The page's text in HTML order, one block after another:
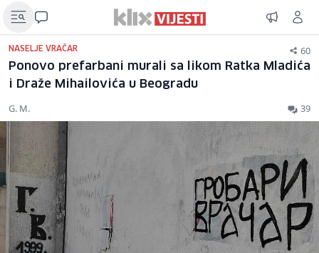
NASELJE VRAČAR 60
Ponovo prefarbani murali sa likom Ratka Mladića
i Draže Mihailovića u Beogradu
G. M. 39